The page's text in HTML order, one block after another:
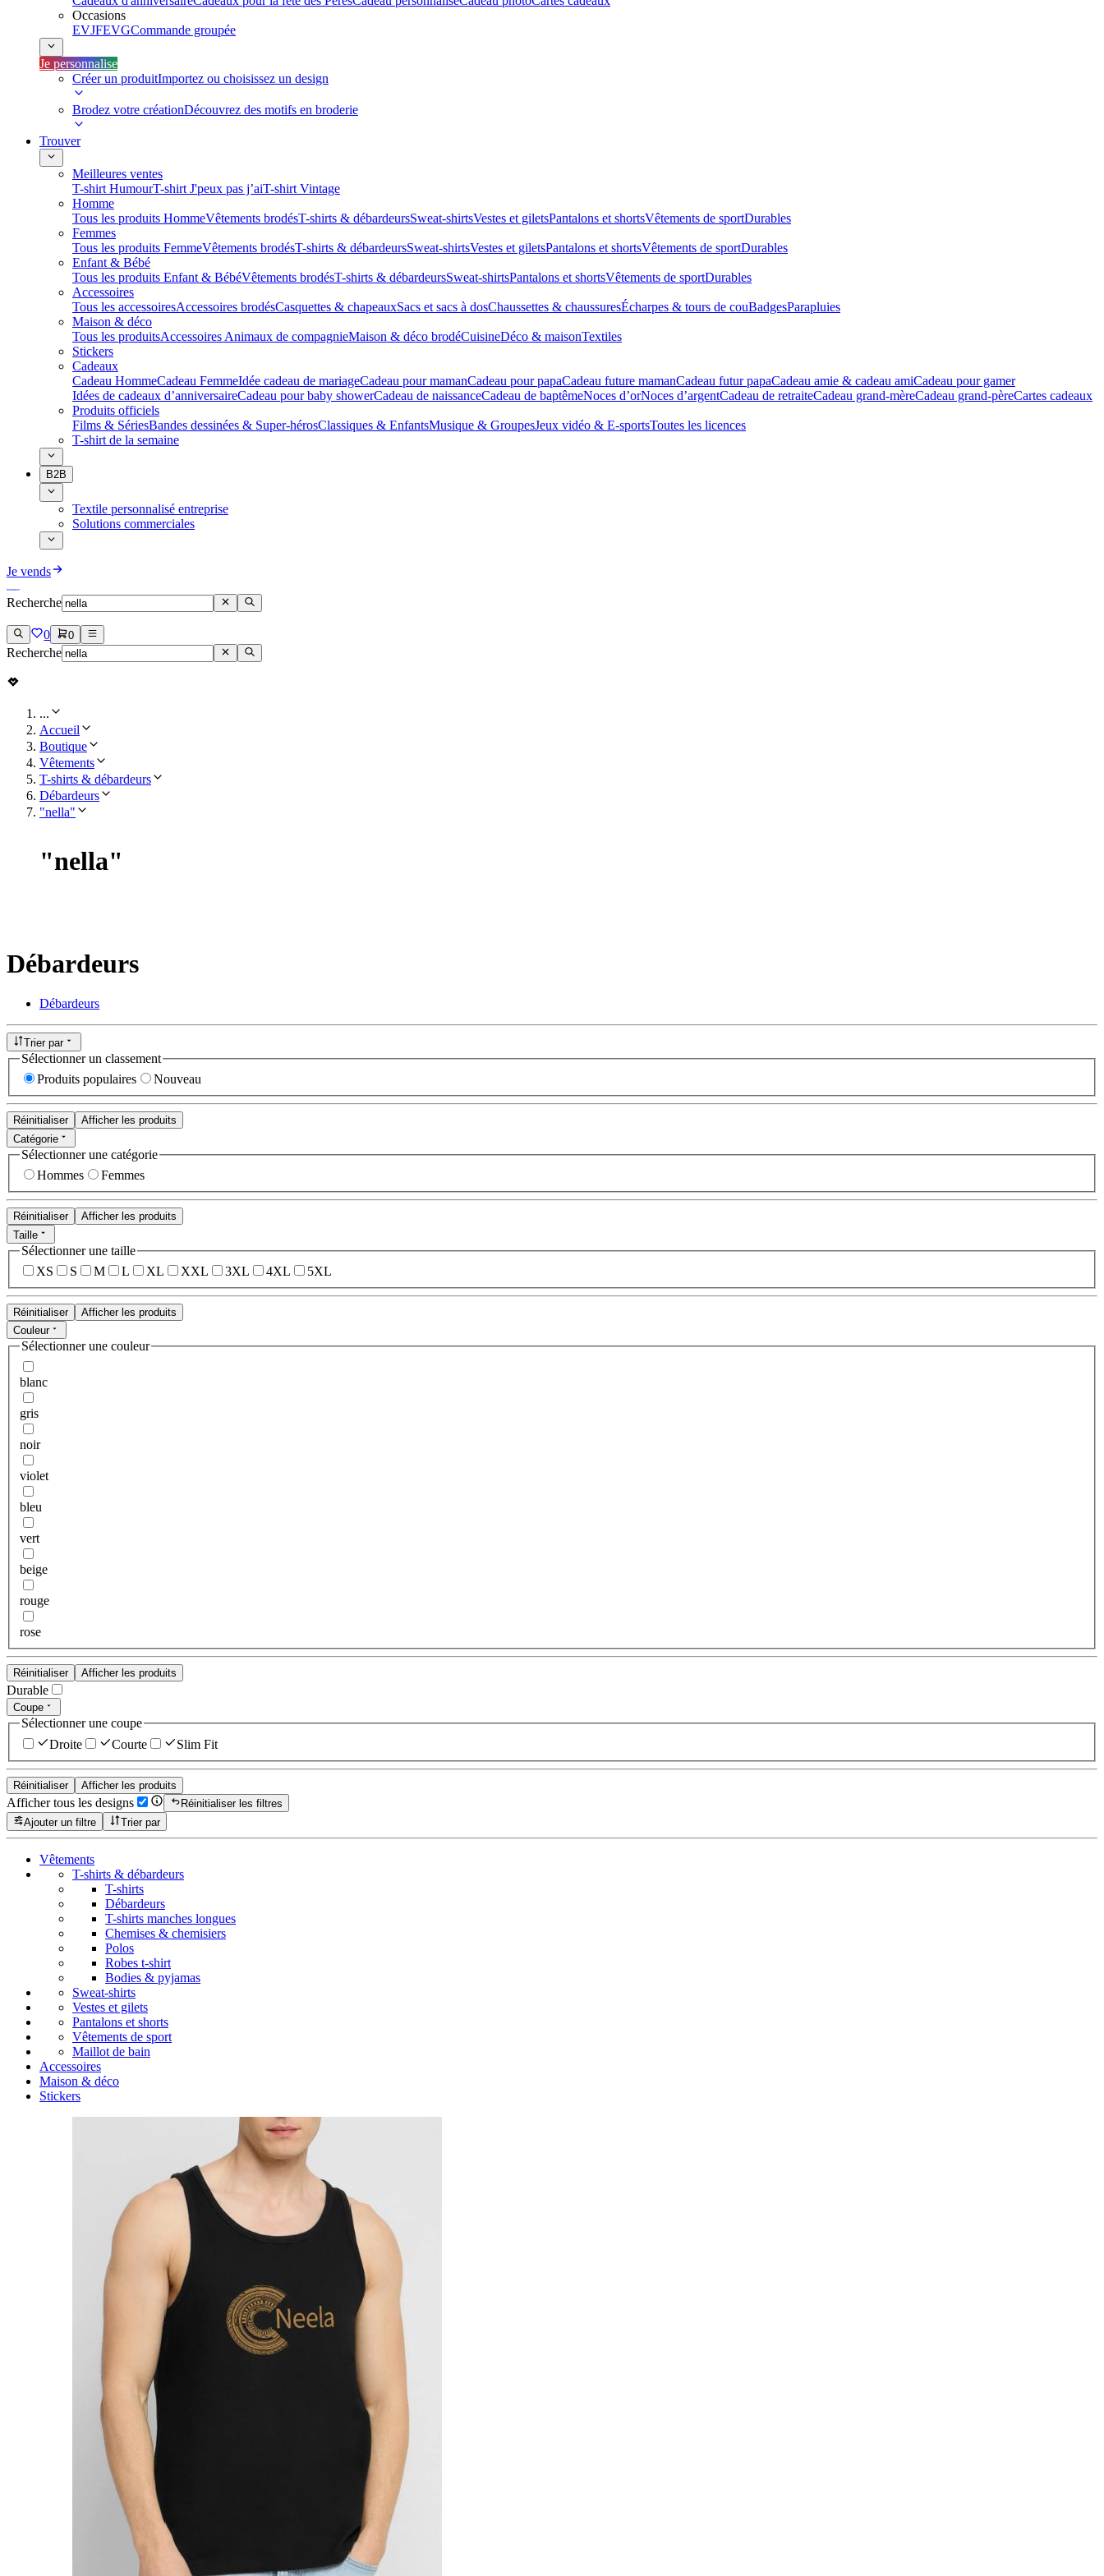
Occasions
EVJFEVGCommande groupée
Je personnalise
Créer un produitImportez ou choisissez un design
Brodez votre créationDécouvrez des motifs en broderie
Trouver
Meilleures ventes
T-shirt HumourT-shirt J'peux pas j’aiT-shirt Vintage
Homme
Tous les produits HommeVêtements brodésT-shirts & débardeursSweat-shirtsVestes et giletsPantalons et shortsVêtements de sportDurables
Femmes
Tous les produits FemmeVêtements brodésT-shirts & débardeursSweat-shirtsVestes et giletsPantalons et shortsVêtements de sportDurables
Enfant & Bébé
Tous les produits Enfant & BébéVêtements brodésT-shirts & débardeursSweat-shirtsPantalons et shortsVêtements de sportDurables
Accessoires
Tous les accessoiresAccessoires brodésCasquettes & chapeauxSacs et sacs à dosChaussettes & chaussuresÉcharpes & tours de couBadgesParapluies
Maison & déco
Tous les produitsAccessoires Animaux de compagnieMaison & déco brodéCuisineDéco & maisonTextiles
Stickers
Cadeaux
Cadeau HommeCadeau FemmeIdée cadeau de mariage​Cadeau pour mamanCadeau pour papaCadeau future mamanCadeau futur papaCadeau amie & cadeau amiCadeau pour gamer
Idées de cadeaux d’anniversaireCadeau pour baby showerCadeau de naissanceCadeau de baptêmeNoces d’orNoces d’argentCadeau de retraiteCadeau grand-mèreCadeau grand-pèreCartes cadeaux
Produits officiels
Films & SériesBandes dessinées & Super-hérosClassiques & EnfantsMusique & GroupesJeux vidéo & E-sportsToutes les licences
T-shirt de la semaine
B2B
Textile personnalisé entreprise
Solutions commerciales
Je vends
Recherche
0 0
Recherche
...
Accueil
Boutique
Vêtements
T-shirts & débardeurs
Débardeurs
"nella"
"nella"
Débardeurs
Débardeurs
Trier par
Sélectionner un classement
Produits populaires
Nouveau
Réinitialiser
Afficher les produits
Catégorie
Sélectionner une catégorie
Hommes
Femmes
Réinitialiser
Afficher les produits
Taille
Sélectionner une taille
XS
S M L XL XXL 3XL 4XL 5XL
Réinitialiser
Afficher les produits
Couleur
Sélectionner une couleur
blanc
gris
noir
violet
bleu
vert
beige
rouge
rose
Réinitialiser Afficher les produits
Durable
Coupe
Sélectionner une coupe
Droite
Courte Slim Fit
Réinitialiser Afficher les produits
Afficher tous les designs
Réinitialiser les filtres
Ajouter un filtre
Trier par
Vêtements
T-shirts & débardeurs
T-shirts
Débardeurs
T-shirts manches longues
Chemises & chemisiers
Polos
Robes t-shirt
Bodies & pyjamas
Sweat-shirts
Vestes et gilets
Pantalons et shorts
Vêtements de sport
Maillot de bain
Accessoires
Maison & déco
Stickers